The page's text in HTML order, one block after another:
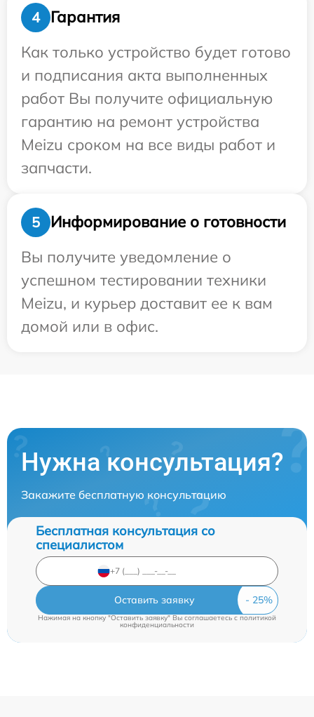
4
Гарантия
Как только устройство будет готово
и подписания акта выполненных
работ Вы получите официальную
гарантию на ремонт устройства
Meizu сроком на все виды работ и
запчасти.
5
Информирование о готовности
Вы получите уведомление о
успешном тестировании техники
Meizu, и курьер доставит ее к вам
домой или в офис.
Нужна консультация?
Закажите бесплатную консультацию
Бесплатная консультация со
специалистом
Оставить заявку
Нажимая на кнопку "Оставить заявку" Вы соглашаетесь cполитикой
конфиденциальности